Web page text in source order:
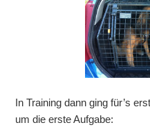
In Training dann ging für’s
um die erste Aufgabe: